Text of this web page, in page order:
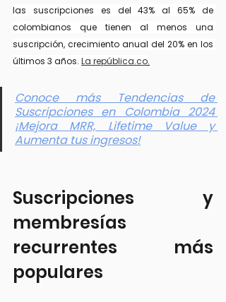
las suscripciones es del 43% al 65% de
colombianos que tienen al menos una
suscripción, crecimiento anual del 20% en los
últimos 3 años. La república.co.
Conoce más Tendencias de
Suscripciones en Colombia 2024
¡Mejora MRR, Lifetime Value y
Aumenta tus ingresos!
Suscripciones y
membresías
recurrentes más
populares